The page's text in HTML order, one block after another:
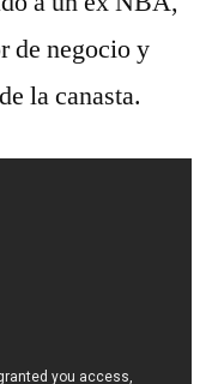
de negocio y
la canasta.